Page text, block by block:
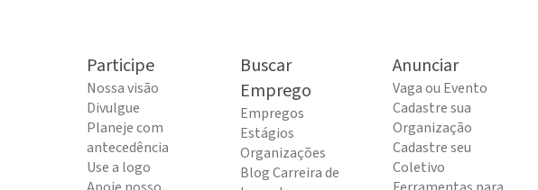
Participe
Nossa visão
Divulgue
Planeje com
antecedência
Use a logo
Buscar
Emprego
Empregos
Estágios
Organizações
Blog Carreira de
Anunciar
Vaga ou Evento
Cadastre sua
Organização
Cadastre seu
Coletivo